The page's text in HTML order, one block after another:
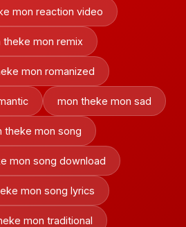
mon reaction video
theke mon remix
mon romanized
mon theke mon sad
theke mon song
mon song download
mon song lyrics
mon traditional